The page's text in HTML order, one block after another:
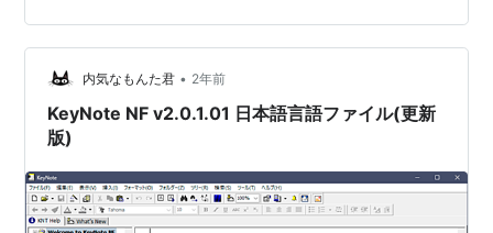
内気なもんた君 • 2年前
KeyNote NF v2.0.1.01 日本語言語ファイル(更新
版)